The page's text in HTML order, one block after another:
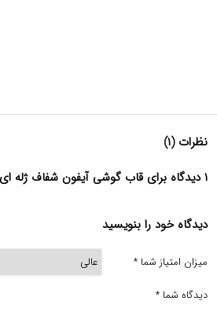
نظرات (۱)
۱ دیدگاه برای قاب گوشی آیفون شفاف ژله ای ایربگ دار
دیدگاه خود را بنویسید
میزان امتیاز شما *
دیدگاه شما *